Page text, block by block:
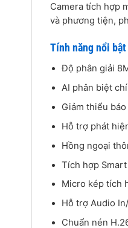
Camera tích hợp
và phương tiện,
Tính năng nổi bật
Độ phân giải
AI phân biệt
Giảm thiểu
Hỗ trợ phát
Hồng ngoại
Tích hợp
Micro kép tích
Hỗ trợ Audio
Chuẩn nén